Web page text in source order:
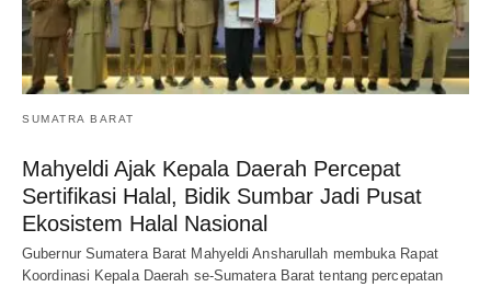
SUMATRA BARAT
Mahyeldi Ajak Kepala Daerah Percepat
Sertifikasi Halal, Bidik Sumbar Jadi Pusat
Ekosistem Halal Nasional
Gubernur Sumatera Barat Mahyeldi Ansharullah membuka Rapat
Koordinasi Kepala Daerah se-Sumatera Barat tentang percepatan